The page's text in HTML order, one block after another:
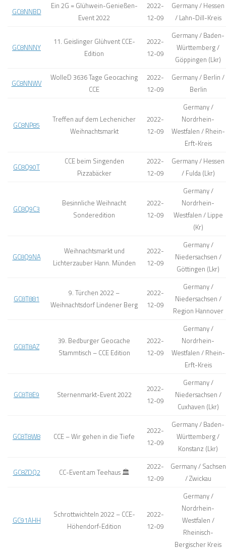
GC8NNBD
Ein 2G = Glühwein-Genießen-
Event 2022
2022-
12-09
Germany / Hessen
/ Lahn-Dill-Kreis
GC8NNNY
11. Geislinger Glühvent CCE-
Edition
2022-
12-09
Germany / Baden-
Württemberg /
Göppingen (Lkr)
GC8NNWV
WolleD 3636 Tage Geocaching
CCE
2022-
12-09
Germany / Berlin /
Berlin
GC8NP85
Treffen auf dem Lechenicher
Weihnachtsmarkt
2022-
12-09
Germany /
Nordrhein-
Westfalen / Rhein-
Erft-Kreis
GC8Q90T
CCE beim Singenden
Pizzabäcker
2022-
12-09
Germany / Hessen
/ Fulda (Lkr)
GC8Q9C3
Besinnliche Weihnacht
Sonderedition
2022-
12-09
Germany /
Nordrhein-
Westfalen / Lippe
(Kr)
GC8Q9NA
Weihnachtsmarkt und
Lichterzauber Hann. Münden
2022-
12-09
Germany /
Niedersachsen /
Göttingen (Lkr)
GC8T881
9. Türchen 2022 –
Weihnachtsdorf Lindener Berg
2022-
12-09
Germany /
Niedersachsen /
Region Hannover
GC8T8AZ
39. Bedburger Geocache
Stammtisch – CCE Edition
2022-
12-09
Germany /
Nordrhein-
Westfalen / Rhein-
Erft-Kreis
GC8T8E9 Sternenmarkt-Event 2022
2022-
12-09
Germany /
Niedersachsen /
Cuxhaven (Lkr)
GC8T8W8 CCE – Wir gehen in die Tiefe
2022-
12-09
Germany / Baden-
Württemberg /
Konstanz (Lkr)
GC8ZDQ2 CC-Event am Teehaus 🏛
2022-
12-09
Germany / Sachsen
/ Zwickau
GC91AHH
Schrottwichteln 2022 – CCE-
Höhendorf-Edition
2022-
12-09
Germany /
Nordrhein-
Westfalen /
Rheinisch-
Bergischer Kreis